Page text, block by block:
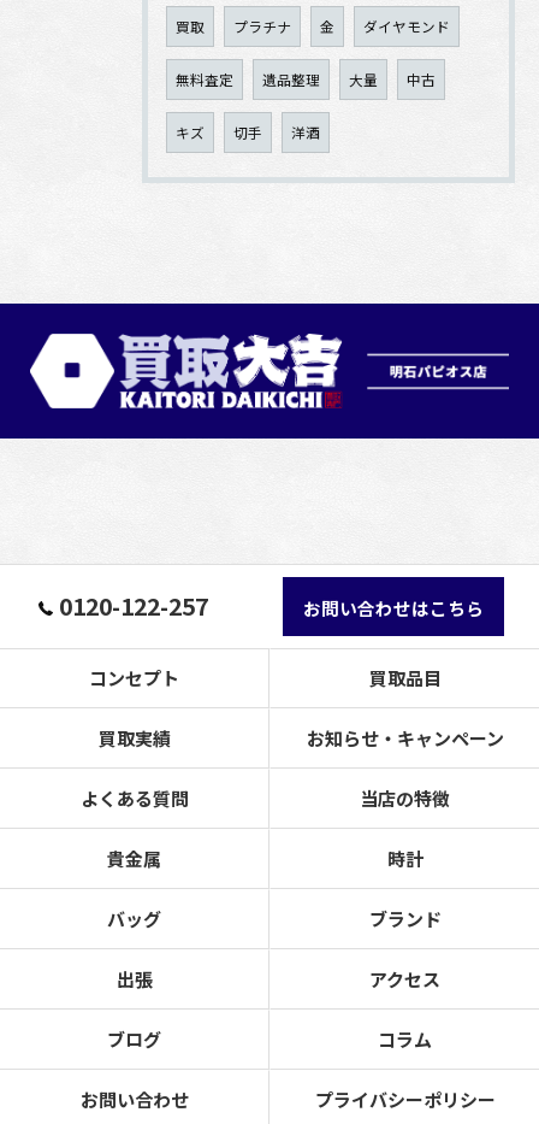
買取 プラチナ 金 ダイヤモンド
無料査定 遺品整理 大量 中古
キズ 切手 洋酒
0120-122-257 お問い合わせはこちら
コンセプト 買取品目
買取実績 お知らせ・キャンペーン
よくある質問 当店の特徴
貴金属 時計
バッグ ブランド
出張 アクセス
ブログ コラム
お問い合わせ プライバシーポリシー